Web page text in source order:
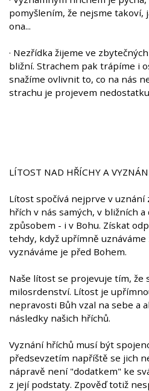
pomyšlením, že nejsme takoví,
ona...
· Nezřídka žijeme ve
bližní. Strachem pak trápíme i
snažíme ovlivnit to, co na nás
strachu je projevem
LÍTOST NAD HŘÍCHY A
Lítost spočívá nejprve v uznání
hřích v nás samých, v bližních
způsobem - i v Bohu. Získat
tehdy, když upřímně uznáváme
vyznáváme je před Bohem.
Naše lítost se projevuje tím, že
milosrdenství. Lítost je
nepravosti Bůh vzal na sebe a
následky našich hříchů.
Vyznání hříchů musí být
předsevzetím napříště se jich
nápravě není "dodatkem" ke
z její podstaty. Zpověď totiž